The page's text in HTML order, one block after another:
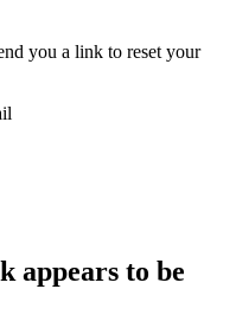
you a link to reset your
appears to be